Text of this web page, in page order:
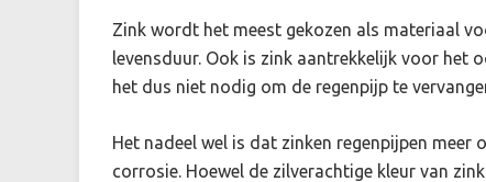
Zink wordt het meest gekozen als materiaal
levensduur. Ook is zink aantrekkelijk voor het
het dus niet nodig om de regenpijp te
Het nadeel wel is dat zinken regenpijpen
corrosie. Hoewel de zilverachtige kleur van